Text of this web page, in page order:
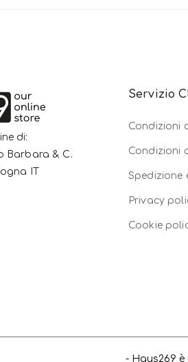
di:
Barbara & C.
IT
Servizio
Condizioni
Condizioni
Spedizione
Privacy
Cookie
- Haus269